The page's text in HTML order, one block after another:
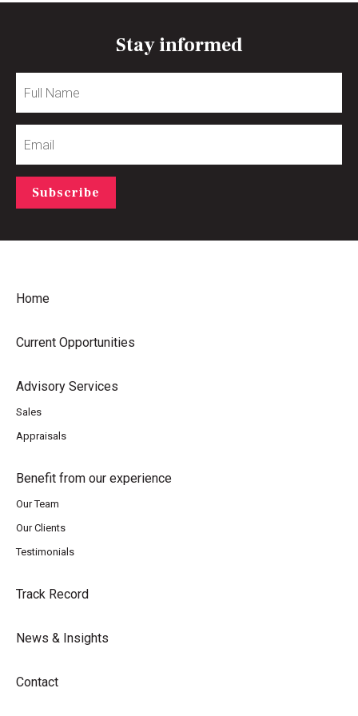
Stay informed
Name
Subscribe
Home
Current Opportunities
Advisory Services
Sales
Appraisals
Benefit from our experience
Our Team
Our Clients
Testimonials
Track Record
News & Insights
Contact